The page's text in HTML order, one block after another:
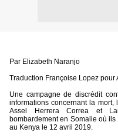
Par Elizabeth Naranjo
Traduction Françoise Lopez
Une campagne de discrédit
informations concernant la
Assel Herrera Correa et
bombardement en Somalie où
au Kenya le 12 avril 2019.